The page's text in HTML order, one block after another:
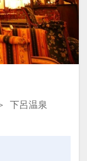
下呂温泉